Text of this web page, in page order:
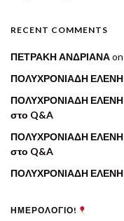
RECENT COMMENTS
ΠΕΤΡΑΚΗ ΑΝΔΡΙΑΝΑon
ΠΟΛΥΧΡΟΝΙΑΔΗ ΕΛΕΝΗ
ΠΟΛΥΧΡΟΝΙΑΔΗ ΕΛΕΝΗ
στο Q&A
ΠΟΛΥΧΡΟΝΙΑΔΗ ΕΛΕΝΗ
στο Q&A
ΠΟΛΥΧΡΟΝΙΑΔΗ ΕΛΕΝΗ
ΗΜΕΡΟΛΟΓΙΟ!